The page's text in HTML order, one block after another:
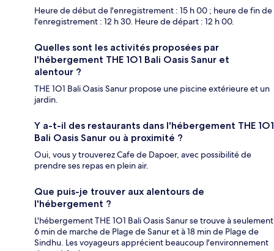
Heure de début de l'enregistrement : 15 h 00 ; heure de fin de
l'enregistrement : 12 h 30. Heure de départ : 12 h 00.
Quelles sont les activités proposées par
l'hébergement THE 1O1 Bali Oasis Sanur et
alentour ?
THE 1O1 Bali Oasis Sanur propose une piscine extérieure et un
jardin.
Y a-t-il des restaurants dans l'hébergement THE 1O1
Bali Oasis Sanur ou à proximité ?
Oui, vous y trouverez Cafe de Dapoer, avec possibilité de
prendre ses repas en plein air.
Que puis-je trouver aux alentours de
l'hébergement ?
L'hébergement THE 1O1 Bali Oasis Sanur se trouve à seulement
6 min de marche de Plage de Sanur et à 18 min de Plage de
Sindhu. Les voyageurs apprécient beaucoup l'environnement